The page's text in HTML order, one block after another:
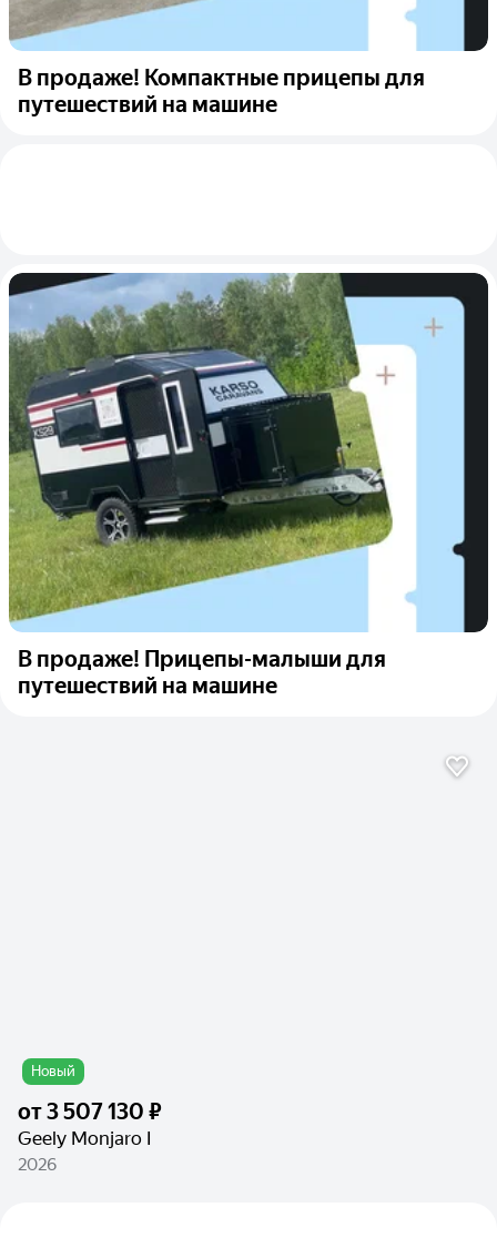
В продаже! Компактные прицепы для
путешествий на машине
В продаже! Прицепы-малыши для
путешествий на машине
Новый
от3 507 130 ₽
Geely Monjaro I
2026